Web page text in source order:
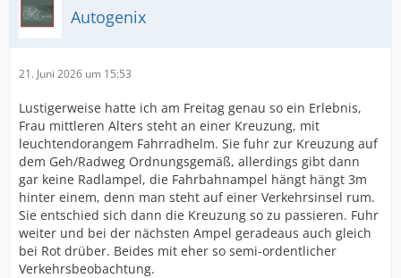
Autogenix
21. Juni 2026 um 15:53
Lustigerweise hatte ich am Freitag genau so ein Erlebnis,
Frau mittleren Alters steht an einer Kreuzung, mit
leuchtendorangem Fahrradhelm. Sie fuhr zur Kreuzung auf
dem Geh/Radweg Ordnungsgemäß, allerdings gibt dann
gar keine Radlampel, die Fahrbahnampel hängt hängt 3m
hinter einem, denn man steht auf einer Verkehrsinsel rum.
Sie entschied sich dann die Kreuzung so zu passieren. Fuhr
weiter und bei der nächsten Ampel geradeaus auch gleich
bei Rot drüber. Beides mit eher so semi-ordentlicher
Verkehrsbeobachtung.